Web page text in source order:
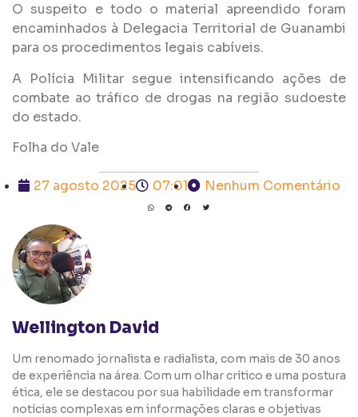
O suspeito e todo o material apreendido foram
encaminhados à Delegacia Territorial de Guanambi
para os procedimentos legais cabíveis.
A Polícia Militar segue intensificando ações de
combate ao tráfico de drogas na região sudoeste
do estado.
Folha do Vale
27 agosto 2025 07:01 Nenhum Comentário
Wellington David
Um renomado jornalista e radialista, com mais de 30 anos
de experiência na área. Com um olhar crítico e uma postura
ética, ele se destacou por sua habilidade em transformar
notícias complexas em informações claras e objetivas